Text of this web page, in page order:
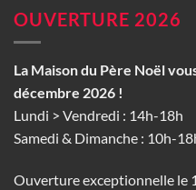
OUVERTURE 2026
La Maison du Père Noël
décembre 2026 !
Lundi > Vendredi : 14h-18h
Samedi & Dimanche : 10h-
Ouverture exceptionnelle le